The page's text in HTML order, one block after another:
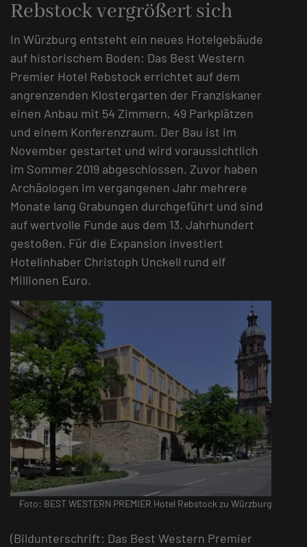
Rebstock vergrößert sich
In Würzburg entsteht ein neues Hotelgebäude
auf historischem Boden: Das Best Western
Premier Hotel Rebstock errichtet auf dem
angrenzenden Klostergarten der Franziskaner
einen Anbau mit 54 Zimmern, 49 Parkplätzen
und einem Konferenzraum. Der Bau ist im
November gestartet und wird voraussichtlich
im Sommer 2019 abgeschlossen. Zuvor haben
Archäologen im vergangenen Jahr mehrere
Monate lang Grabungen durchgeführt und sind
auf wertvolle Funde aus dem 13. Jahrhundert
gestoßen. Für die Expansion investiert
Hotelinhaber Christoph Unckell rund elf
Millionen Euro.
Foto: BEST WESTERN PREMIER Hotel Rebstock zu Würzburg
(Bildunterschrift: Das Best Western Premier